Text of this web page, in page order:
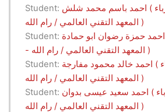
Student: احمد باسم محمد شلش ( كهرباء.S2.2023 -
المعهد التقني العالمي / رام الله )
Student: احمد حمزة رضوان ابو حمادة ( كهرباء.S2.2023
- المعهد التقني العالمي / رام الله )
Student: احمد خالد محمود مفارجة ( كهرباء.S2.2023 -
المعهد التقني العالمي / رام الله )
Student: احمد سعيد عيسى بدوان ( كهرباء.S2.2023 -
المعهد التقني العالمي / رام الله )